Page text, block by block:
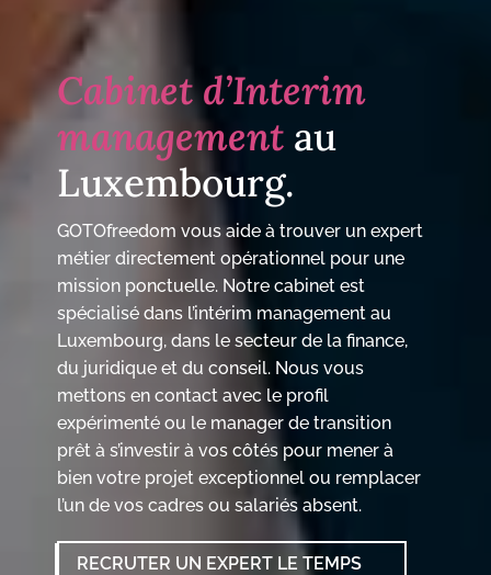
Cabinet d’Interim
managementau
Luxembourg.
GOTOfreedom vous aide à trouver un expert
métier directement opérationnel pour une
mission ponctuelle. Notre cabinet est
spécialisé dans l’intérim management au
Luxembourg, dans le secteur de la finance,
du juridique et du conseil. Nous vous
mettons en contact avec le profil
expérimenté ou le manager de transition
prêt à s’investir à vos côtés pour mener à
bien votre projet exceptionnel ou remplacer
l’un de vos cadres ou salariés absent.
RECRUTER UN EXPERT LE TEMPS